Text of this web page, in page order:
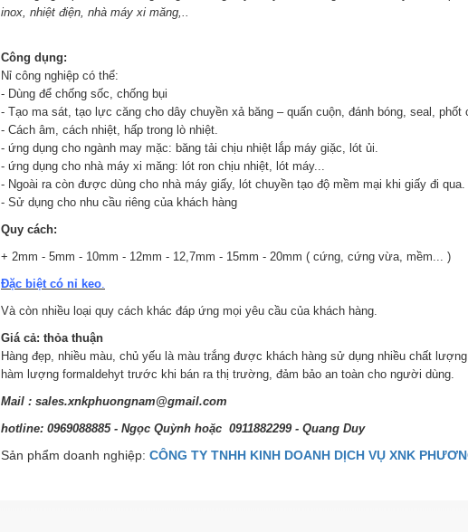
inox, nhiệt điện, nhà máy xi măng,..
Công dụng:
Nỉ công nghiệp có thể:
- Dùng để chống sốc, chống bụi
- Tạo ma sát, tạo lực căng cho dây chuyền xả băng – quấn cuộn, đánh bóng, seal,
- Cách âm, cách nhiệt, hấp trong lò nhiệt.
- ứng dụng cho ngành may mặc: băng tải chịu nhiệt lắp máy giặc, lót ủi.
- ứng dụng cho nhà máy xi măng: lót ron chịu nhiệt, lót máy...
- Ngoài ra còn được dùng cho nhà máy giấy, lót chuyền tạo độ mềm mại khi giấy đi qua.
- Sử dụng cho nhu cầu riêng của khách hàng
Quy cách:
+ 2mm - 5mm - 10mm - 12mm - 12,7mm - 15mm - 20mm ( cứng, cứng vừa, mềm... )
Đặc biệt có nỉ keo
Và còn nhiều loại quy cách khác đáp ứng mọi yêu cầu của khách hàng.
Giá cả: thỏa thuận
Hàng đẹp, nhiều màu, chủ yếu là màu trắng được khách hàng sử dụng nhiều chất
hàm lượng formaldehyt trước khi bán ra thị trường, đảm bảo an toàn cho người dùng.
Mail : sales.xnkphuongnam@gmail.com
hotline: 0969088885 - Ngọc Quỳnh hoặc 0911882299 - Quang Duy
Sản phẩm doanh nghiệp: CÔNG TY TNHH KINH DOANH DỊCH VỤ XNK